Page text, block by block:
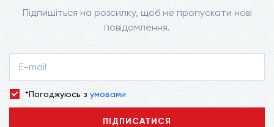
Підпишіться на розсилку, щоб не пропускати нові
повідомлення.
*Погоджуюсь з умовами
ПІДПИСАТИСЯ